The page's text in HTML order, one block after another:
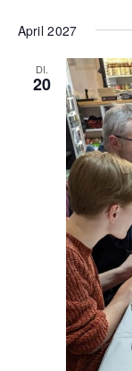
April 2027
DI.
20